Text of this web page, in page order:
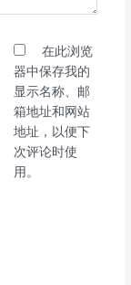
在此浏览
器中保存我的
显示名称、邮
箱地址和网站
地址，以便下
次评论时使
用。